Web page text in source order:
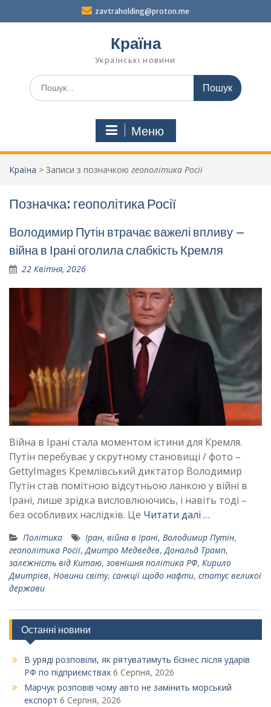
zavtraholding@proton.me
Країна
Українські новини
Шукати:
Меню
Країна > Записи з позначкою геополітика Росії
Позначка: геополітика Росії
Володимир Путін втрачає важелі впливу –
війна в Ірані оголила слабкість Кремля
22 Квітня, 2026
Війна в Ірані стала моментом істини для Кремля.
Путін перебуває у скрутному становищі / фото –
GettyImages Кремлівський диктатор Володимир
Путін став помітною відсутньою ланкою у війні в
Ірані, лише зрідка висловлюючись, і навіть тоді –
без особливих наслідків. Це Читати далі …
Політика Іран, війна в Ірані, Володимир Путін,
геополітика Росії,Дмитро Медведєв,Дональд Трамп,
залежність від Китаю, зовнішня політика РФ, Кирило
Дмитрієв, Новини світу, санкції щодо нафти, статус великої
держави
Останні новини
В уряді розповіли, як рятуватимуть бізнес після ударів
РФ по підприємствах 6 Серпня, 2026
Марчук розповів чому авто не замінить морський
експорт 6 Серпня, 2026